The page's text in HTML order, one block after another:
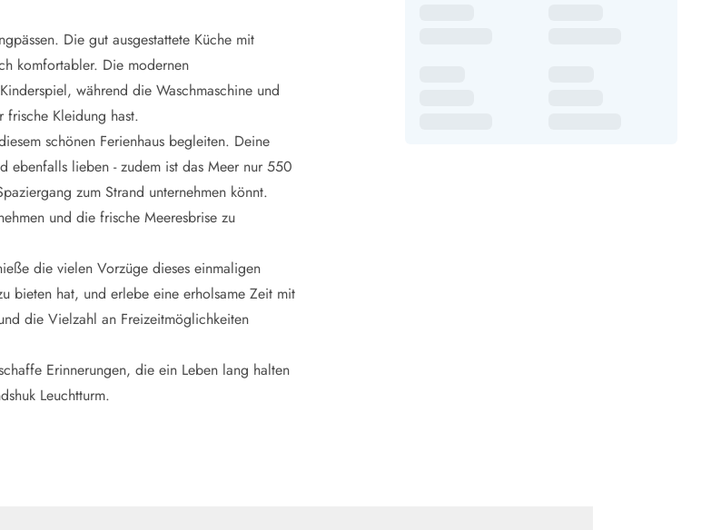
Die gut ausgestattete Küche mit
komfortabler. Die modernen
während die Waschmaschine und
frische Kleidung hast.
schönen Ferienhaus begleiten. Deine
ebenfalls lieben - zudem ist das Meer nur 550
zum Strand unternehmen könnt.
und die frische Meeresbrise zu
die vielen Vorzüge dieses einmaligen
bieten hat, und erlebe eine erholsame Zeit mit
die Vielzahl an Freizeitmöglichkeiten
Erinnerungen, die ein Leben lang halten
Leuchtturm.